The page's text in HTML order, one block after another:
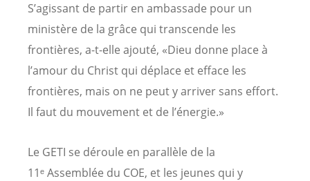
S’agissant de partir en ambassade pour un
ministère de la grâce qui transcende les
frontières, a-t-elle ajouté, «Dieu donne place à
l’amour du Christ qui déplace et efface les
frontières, mais on ne peut y arriver sans effort.
Il faut du mouvement et de l’énergie.»
Le GETI se déroule en parallèle de la
11ᵉ Assemblée du COE, et les jeunes qui y